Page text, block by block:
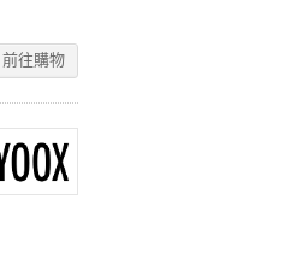
前往購物